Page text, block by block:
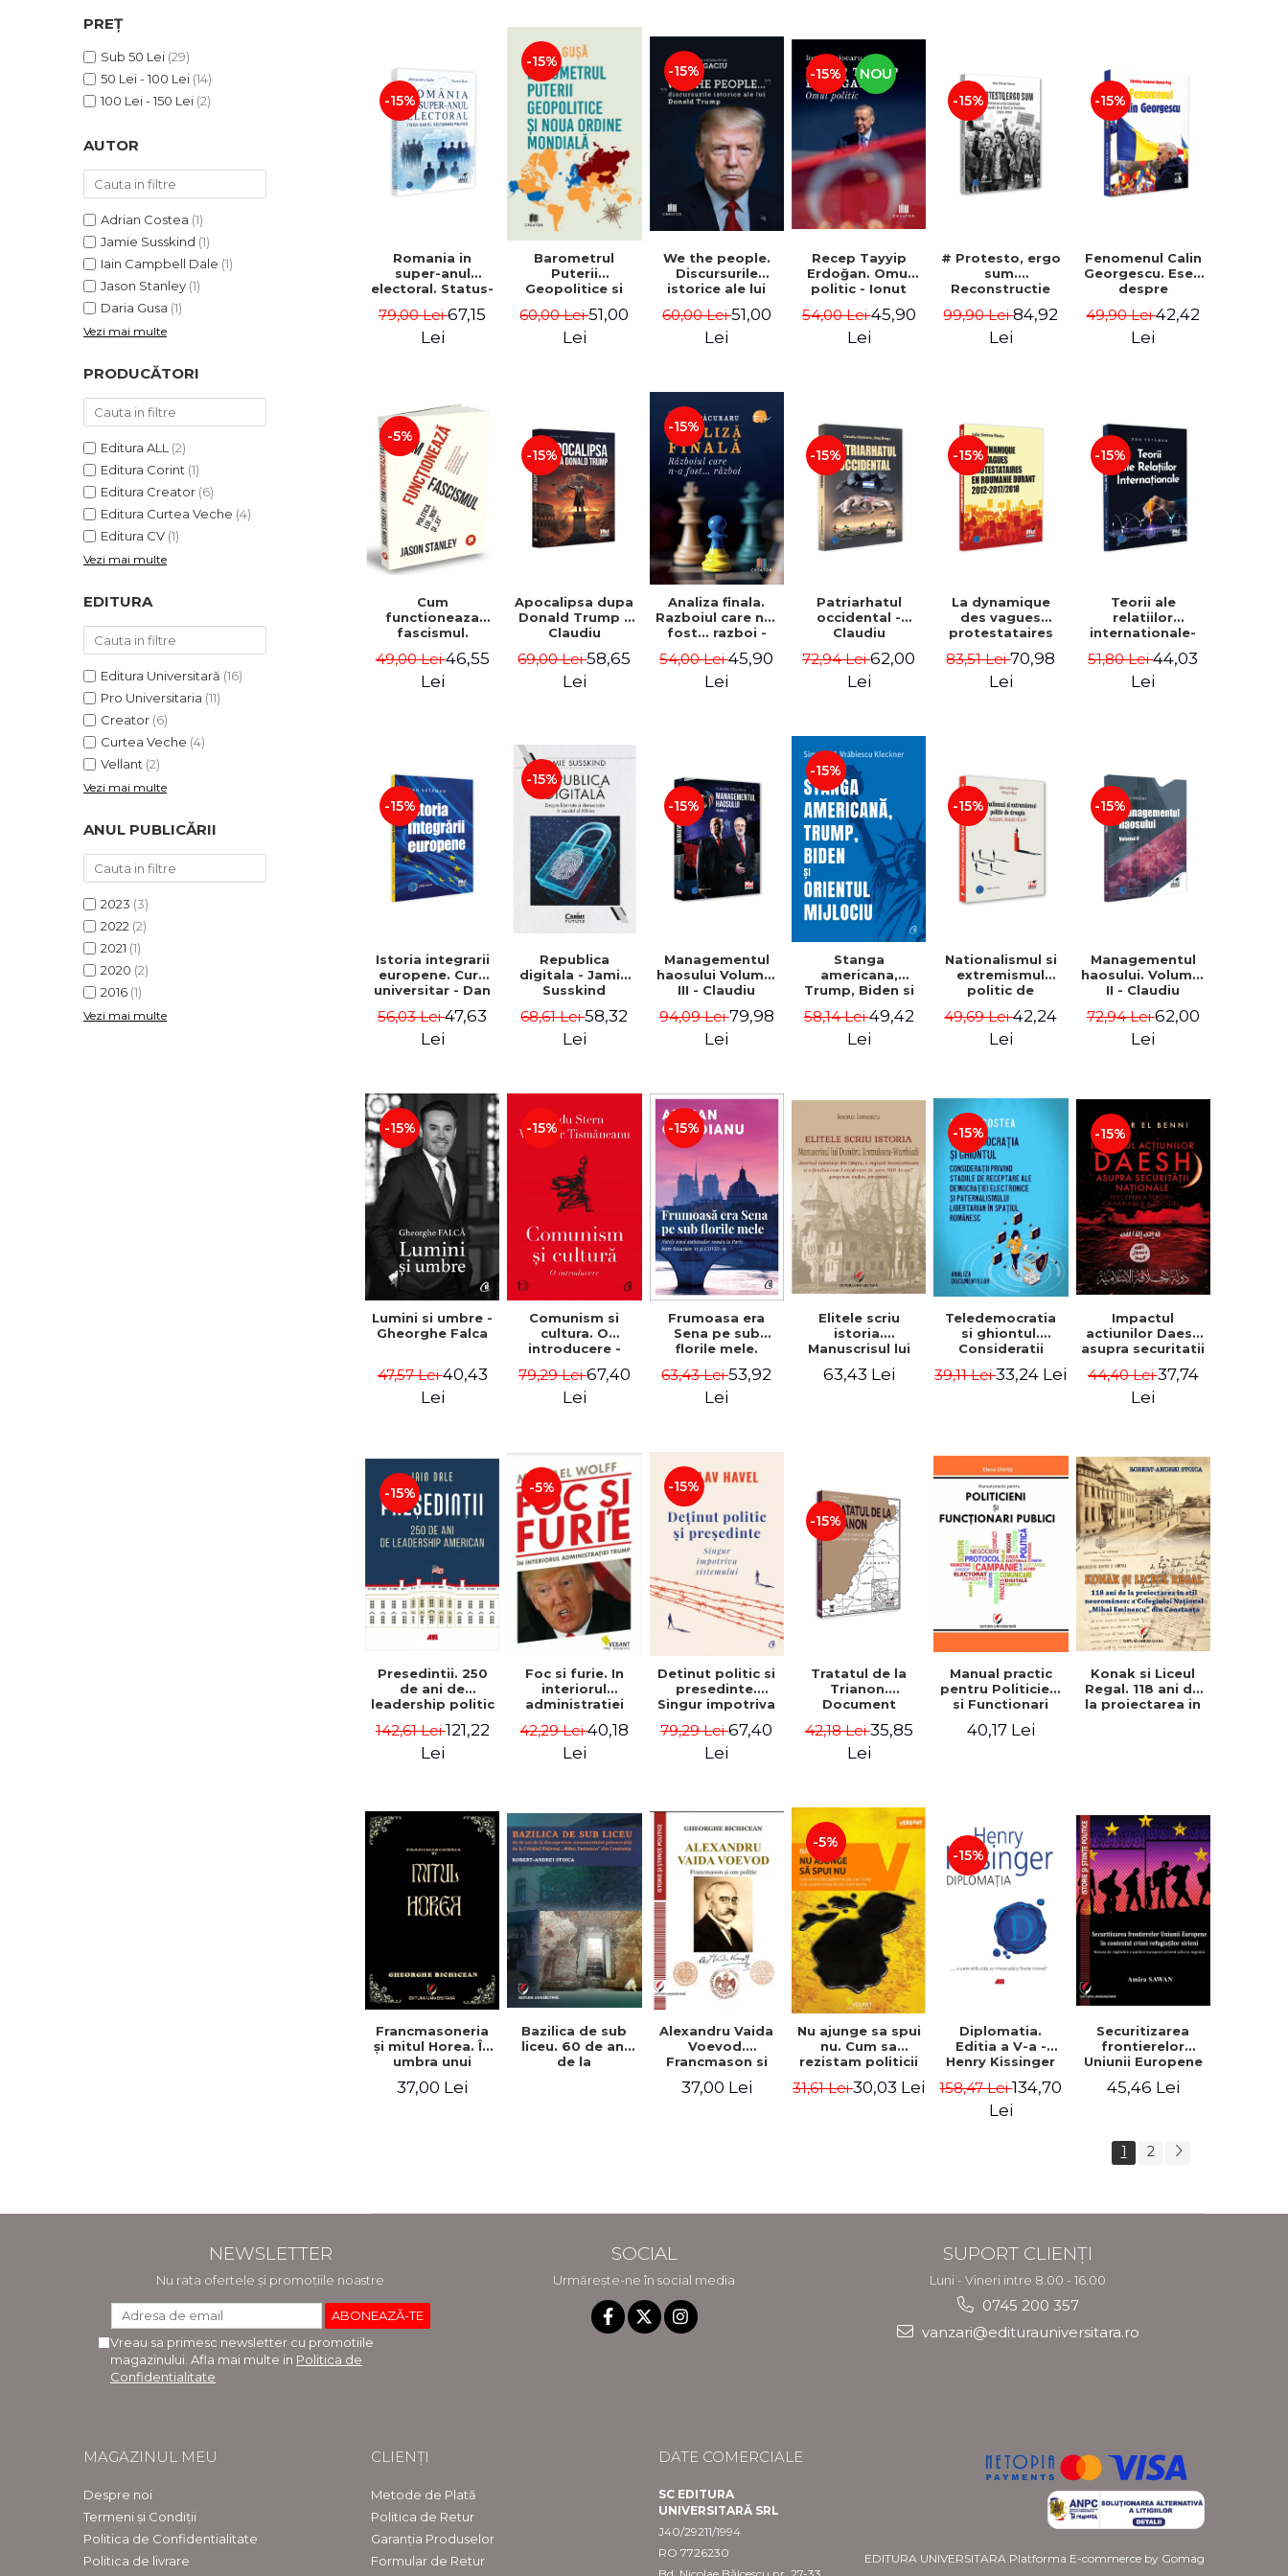
ȘTIINȚE ECONOMICE
ȘTIINȚE EXACTE
EDUCAȚIE FIZICĂ ȘI SPORT
PREUNIVERSITARIA
PACHETE DE STUDIU
PROMOȚIILE LUNII
ULTIMELE EXEMPLARE
Politica de Retur
Formular de Retur
PREȚ
Sub 50 Lei (29)
50 Lei - 100 Lei (14)
100 Lei - 150 Lei (2)
AUTOR
Adrian Costea (1)
Jamie Susskind (1)
Iain Campbell Dale (1)
Jason Stanley (1)
Daria Gusa (1)
Vezi mai multe
PRODUCĂTORI
Editura ALL (2)
Editura Corint (1)
Editura Creator (6)
Editura Curtea Veche (4)
Editura CV (1)
Vezi mai multe
EDITURA
Editura Universitară (16)
Pro Universitaria (11)
Creator (6)
Curtea Veche (4)
Vellant (2)
Vezi mai multe
ANUL PUBLICĂRII
2023 (3)
2022 (2)
2021 (1)
2020 (2)
2016 (1)
Vezi mai multe
-15%
Romania in
super-anul
electoral. Status-
rasturnare
politica -
79,00 Lei67,15
Lei
-15%
Barometrul
Puterii
Geopolitice si
Mondiala - Daria
Gusa
60,00 Lei51,00
Lei
-15%
We the people.
Discursurile
istorice ale lui
Dan Dungaciu
60,00 Lei51,00
Lei
-15% NOU
Recep Tayyip
Erdoğan. Omul
politic - Ionut
54,00 Lei45,90
Lei
-15%
# Protesto, ergo
sum.
Reconstructie
miscari de
protest in
99,90 Lei84,92
Lei
-15%
Fenomenul Calin
Georgescu. Eseu
despre
prosperitatii -
Gabriel-Catalin
49,90 Lei42,42
Lei
-5%
Cum
functioneaza
fascismul.
si „ei” - Jason
Stanley
49,00 Lei46,55
Lei
-15%
Apocalipsa dupa
Donald Trump -
Claudiu
Dinca
69,00 Lei58,65
Lei
-15%
Analiza finala.
Razboiul care n-a
fost... razboi -
54,00 Lei45,90
Lei
-15%
Patriarhatul
occidental -
Claudiu
Braga
72,94 Lei62,00
Lei
-15%
La dynamique
des vagues
protestataires
durant 2012-
2017/2018 - Iulia-
83,51 Lei70,98
Lei
-15%
Teorii ale
relatiilor
internationale-
51,80 Lei44,03
Lei
-15%
Istoria integrarii
europene. Curs
universitar - Dan
56,03 Lei47,63
Lei
-15%
Republica
digitala - Jamie
Susskind
68,61 Lei58,32
Lei
-15%
Managementul
haosului Volumul
III - Claudiu
94,09 Lei79,98
Lei
-15%
Stanga
americana,
Trump, Biden si
Simona M.
Vrabiescu
58,14 Lei49,42
Lei
-15%
Nationalismul si
extremismul
politic de
Avataruri,
mutatii, rataciri -
49,69 Lei42,24
Lei
-15%
Managementul
haosului. Volumul
II - Claudiu
72,94 Lei62,00
Lei
-15%
Lumini si umbre -
Gheorghe Falca
47,57 Lei40,43
Lei
-15%
Comunism si
cultura. O
introducere -
Tismaneanu,
Radu Stern
79,29 Lei67,40
Lei
-15%
Frumoasa era
Sena pe sub
florile mele.
ambasador
roman la Paris
63,43 Lei53,92
Lei
Elitele scriu
istoria.
Manuscrisul lui
Kretzulescu-
peste 300 de
ani". - Ioana
Ionescu
63,43 Lei
-15%
Teledemocratia
si ghiontul.
Consideratii
de receptare a
spatiul romanesc
- Adrian Costea
39,11 Lei33,24 Lei
-15%
Impactul
actiunilor Daesh
asupra securitatii
Perceperea
terorii ca
44,40 Lei37,74
Lei
-15%
Presedintii. 250
de ani de
leadership politic
Campbell Dale
142,61 Lei121,22
Lei
-5%
Foc si furie. In
interiorul
administratiei
Wolff
42,29 Lei40,18
Lei
-15%
Detinut politic si
presedinte.
Singur impotriva
Václav Havel
79,29 Lei67,40
Lei
-15%
Tratatul de la
Trianon.
Document
la baza Marii Uniri
- Ion M. Anghel
42,18 Lei35,85
Lei
Manual practic
pentru Politicieni
si Functionari
40,17 Lei
Konak si Liceul
Regal. 118 ani de
la proiectarea in
Francmasoneria
și mitul Horea. În
umbra unui
mistificat
37,00 Lei
Bazilica de sub
liceu. 60 de ani
de la
Alexandru Vaida
Voevod.
Francmason si
istoria
37,00 Lei
-5%
Nu ajunge sa spui
nu. Cum sa
rezistam politicii
Trump si sa
31,61 Lei30,03 Lei
-15%
Diplomatia.
Editia a V-a -
Henry Kissinger
158,47 Lei134,70
Lei
Securitizarea
frontierelor
Uniunii Europene
crizei refugiatilor
politicii europene
privind azilul si
migratia
45,46 Lei
1 2
NEWSLETTER
Nu rata ofertele și promoțiile noastre
Vreau sa primesc newsletter cu promotiile
magazinului. Afla mai multe in Politica de
Confidentialitate
SOCIAL
Urmărește-ne în social media
SUPORT CLIENȚI
Luni - Vineri intre 8.00 - 16.00
0745 200 357
vanzari@editurauniversitara.ro
MAGAZINUL MEU
Despre noi
Termeni și Condiții
Politica de Confidentialitate
Politica de livrare
CLIENȚI
Metode de Plată
Politica de Retur
Garanția Produselor
Formular de Retur
DATE COMERCIALE
SC EDITURA
UNIVERSITARĂ SRL
J40/29211/1994
RO 7726230
EDITURA UNIVERSITARA Platforma E-commerce by Gomag